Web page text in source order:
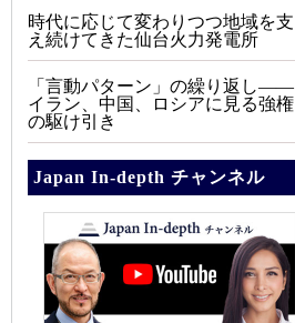
時代に応じて変わりつつ地域を支
え続けてきた仙台火力発電所
「言動パターン」の繰り返し――
イラン、中国、ロシアに見る強権
の駆け引き
Japan In-depth チャンネル